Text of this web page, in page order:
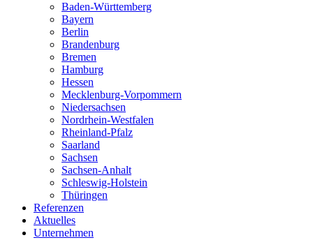
Baden-Württemberg
Bayern
Berlin
Brandenburg
Bremen
Hamburg
Hessen
Mecklenburg-Vorpommern
Niedersachsen
Nordrhein-Westfalen
Rheinland-Pfalz
Saarland
Sachsen
Sachsen-Anhalt
Schleswig-Holstein
Thüringen
Referenzen
Aktuelles
Unternehmen